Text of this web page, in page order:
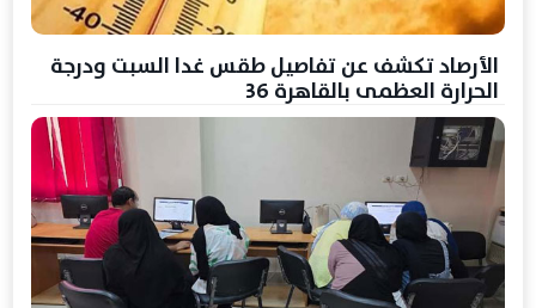
الأرصاد تكشف عن تفاصيل طقس غدا السبت ودرجة
الحرارة العظمى بالقاهرة 36